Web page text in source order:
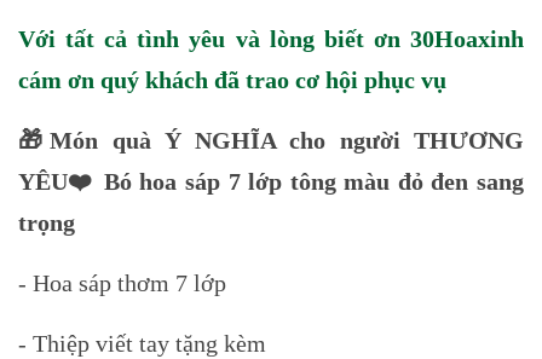
Với tất cả tình yêu và lòng biết ơn 30Hoaxinh
cám ơn quý khách đã trao cơ hội phục vụ
🎁Món quà Ý NGHĨA cho người THƯƠNG
YÊU❤️ Bó hoa sáp 7 lớp tông màu đỏ đen sang
trọng
- Hoa sáp thơm 7 lớp
- Thiệp viết tay tặng kèm